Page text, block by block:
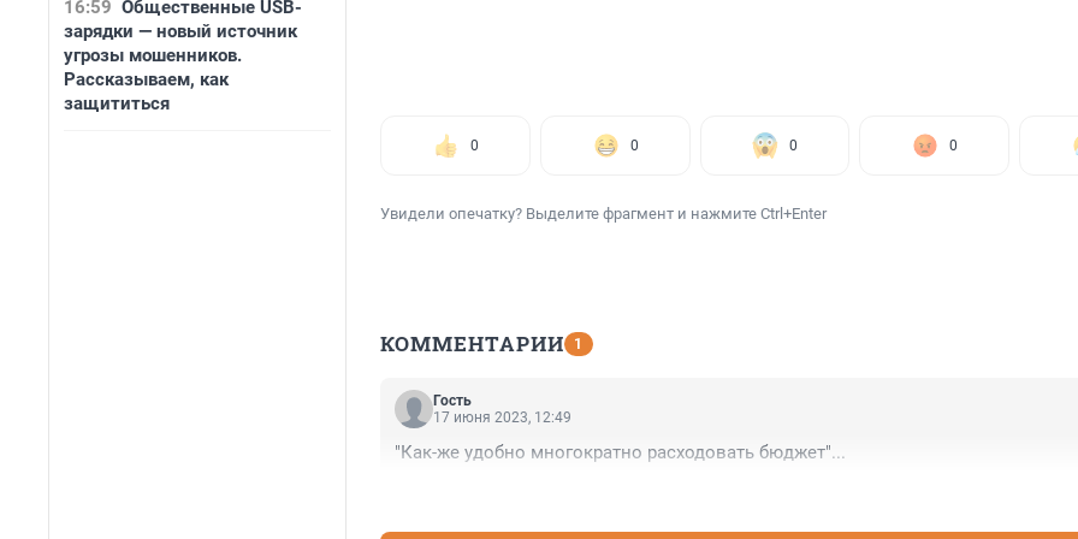
16:59 Общественные USB-
зарядки — новый источник
угрозы мошенников.
Рассказываем, как
защититься
0 0 0 0
Увидели опечатку? Выделите фрагмент и нажмите Ctrl+Enter
КОММЕНТАРИИ 1
Гость
17 июня 2023, 12:49
"Как-же удобно многократно расходовать бюджет"...